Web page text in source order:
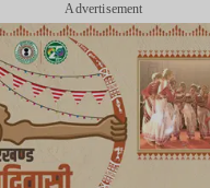
Advertisement